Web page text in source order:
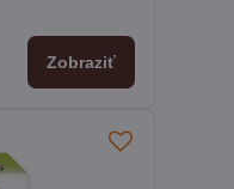
Zobraziť